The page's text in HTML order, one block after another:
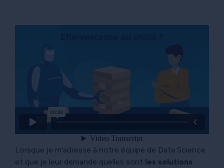
Lorsque je m'adresse à notre équipe de Data Science
et que je leur demande quelles sont les solutions